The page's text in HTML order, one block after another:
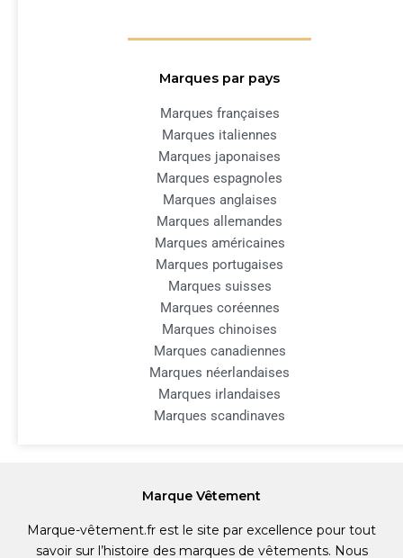
Marques par pays
Marques françaises
Marques italiennes
Marques japonaises
Marques espagnoles
Marques anglaises
Marques allemandes
Marques américaines
Marques portugaises
Marques suisses
Marques coréennes
Marques chinoises
Marques canadiennes
Marques néerlandaises
Marques irlandaises
Marques scandinaves
Marque Vêtement
Marque-vêtement.fr est le site par excellence pour tout
savoir sur l’histoire des marques de vêtements. Nous